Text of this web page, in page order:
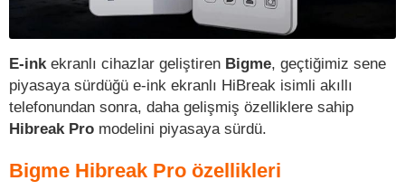
E-inkekranlı cihazlar geliştiren Bigme, geçtiğimiz sene
piyasaya sürdüğü e-ink ekranlı HiBreak isimli akıllı
telefonundan sonra, daha gelişmiş özelliklere sahip
Hibreak Pro modelini piyasaya sürdü.
Bigme Hibreak Pro özellikleri